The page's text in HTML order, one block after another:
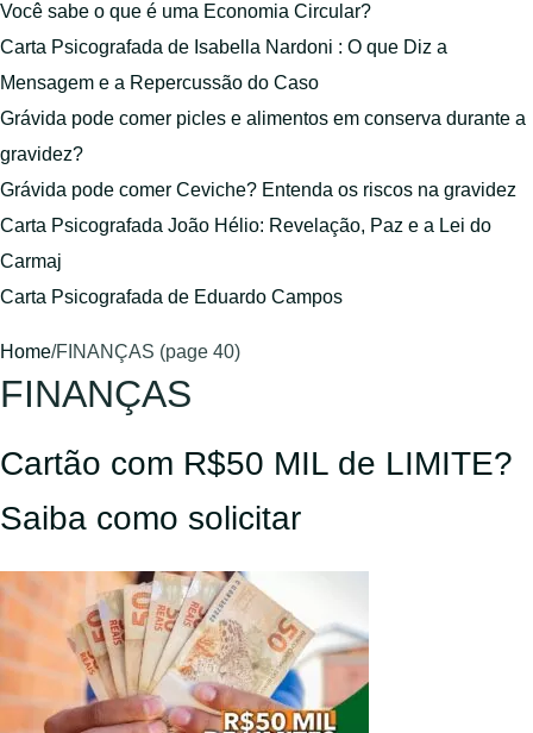
Você sabe o que é uma Economia Circular?
Carta Psicografada de Isabella Nardoni : O que Diz a
Mensagem e a Repercussão do Caso
Grávida pode comer picles e alimentos em conserva durante a
gravidez?
Grávida pode comer Ceviche? Entenda os riscos na gravidez
Carta Psicografada João Hélio: Revelação, Paz e a Lei do
Carmaj
Carta Psicografada de Eduardo Campos
Home/FINANÇAS (page 40)
FINANÇAS
Cartão com R$50 MIL de LIMITE?
Saiba como solicitar